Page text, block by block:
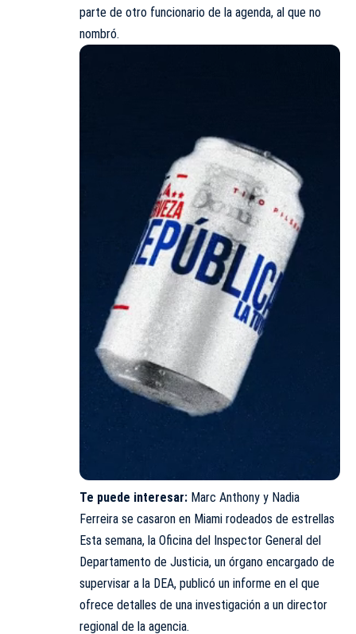
parte de otro funcionario de la agenda, al que no
nombró.
Te puede interesar: Marc Anthony y Nadia
Ferreira se casaron en Miami rodeados de estrellas
Esta semana, la Oficina del Inspector General del
Departamento de Justicia, un órgano encargado de
supervisar a la DEA, publicó un informe en el que
ofrece detalles de una investigación a un director
regional de la agencia.